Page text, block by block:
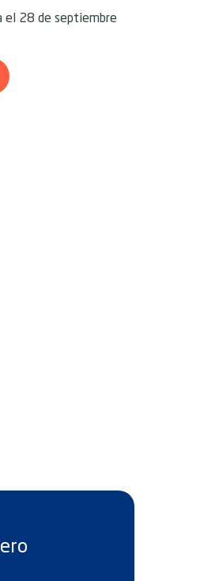
el 28 de septiembre